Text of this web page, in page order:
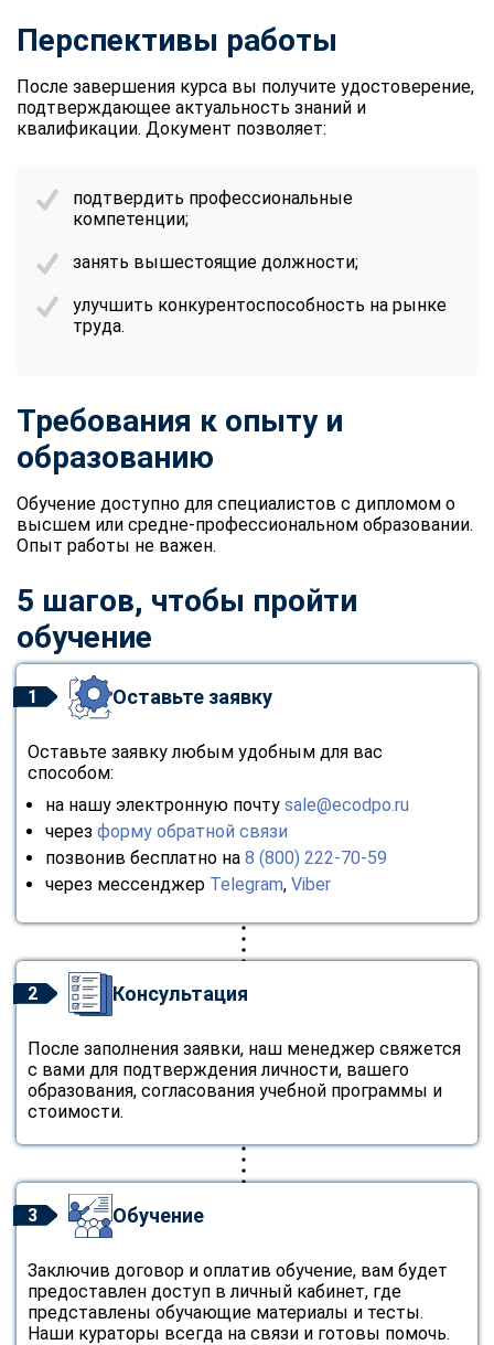
Перспективы работы
После завершения курса вы получите удостоверение,
подтверждающее актуальность знаний и
квалификации. Документ позволяет:
подтвердить профессиональные
компетенции;
занять вышестоящие должности;
улучшить конкурентоспособность на рынке
труда.
Требования к опыту и
образованию
Обучение доступно для специалистов с дипломом о
высшем или средне-профессиональном образовании.
Опыт работы не важен.
5 шагов, чтобы пройти
обучение
1 Оставьте заявку
Оставьте заявку любым удобным для вас
способом:
на нашу электронную почту sale@ecodpo.ru
через форму обратной связи
позвонив бесплатно на 8 (800) 222-70-59
через мессенджер Telegram, Viber
2 Консультация
После заполнения заявки, наш менеджер свяжется
с вами для подтверждения личности, вашего
образования, согласования учебной программы и
стоимости.
3 Обучение
Заключив договор и оплатив обучение, вам будет
предоставлен доступ в личный кабинет, где
представлены обучающие материалы и тесты.
Наши кураторы всегда на связи и готовы помочь.